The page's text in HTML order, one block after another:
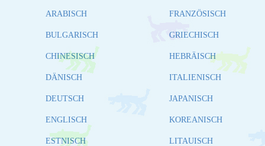
ARABISCH
BULGARISCH
CHINESISCH
DÄNISCH
DEUTSCH
ENGLISCH
ESTNISCH
FRANZÖSISCH
GRIECHISCH
HEBRÄISCH
ITALIENISCH
JAPANISCH
KOREANISCH
LITAUISCH